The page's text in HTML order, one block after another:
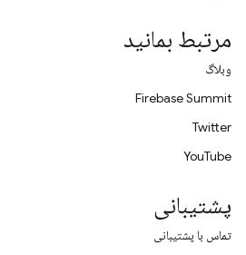
مرتبط بمانید
وبلاگ
Firebase Summit
Twitter
YouTube
پشتیبانی
تماس با پشتیبانی